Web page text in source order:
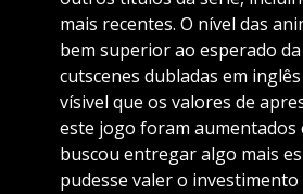
mais recentes. O nível das
bem superior ao esperado
cutscenes dubladas em
vísivel que os valores de
este jogo foram aumentados
buscou entregar algo mais
pudesse valer o